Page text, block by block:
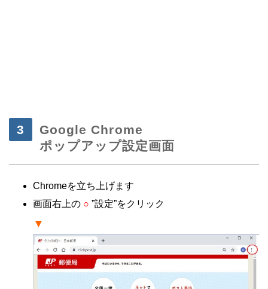
Google Chrome
ポップアップ設定画面
Chromeを立ち上げます
画面右上の ○ ”設定”をクリック
▼